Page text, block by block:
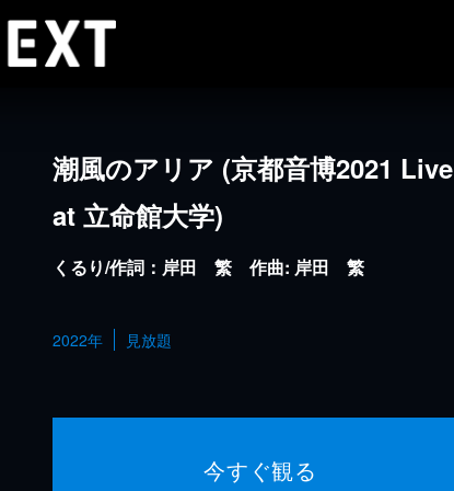
潮風のアリア (京都音博2021 Live
at 立命館大学)
くるり/作詞：岸田 繁 作曲: 岸田 繁
2022年 見放題
今すぐ観る